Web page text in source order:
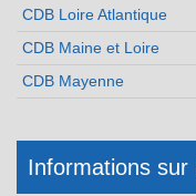
CDB Loire Atlantique
CDB Maine et Loire
CDB Mayenne
Réunion
Informations sur